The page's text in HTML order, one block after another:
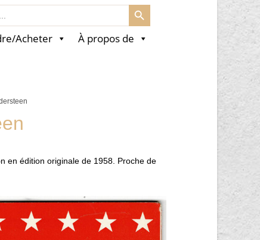
SEARCH BUTTON
Acheter À propos de
en édition originale de 1958. Proche de